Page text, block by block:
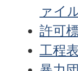
ァイ
許可
工程